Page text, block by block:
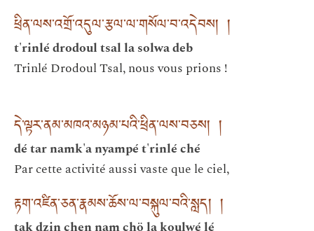
ཕྲིན་ལས་འགྲོ་འདུལ་རྩལ་ལ་གསོལ་བ་འདེབས། །
t'rinlé drodoul tsal la solwa deb
Trinlé Drodoul Tsal, nous vous prions !
དེ་ལྟར་ནམ་མཁའ་མཉམ་པའི་ཕྲིན་ལས་བཅས། །
dé tar namk'a nyampé t'rinlé ché
Par cette activité aussi vaste que le ciel,
རྟག་འཛིན་ཅན་རྣམས་ཆོས་ལ་བསྐུལ་བའི་སླད། །